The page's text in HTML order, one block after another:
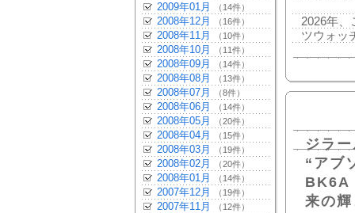
2026年、
ツウォッ
ジラ
“アブ
BK6A
来の
2009年01月 （14件）
2008年12月 （16件）
2008年11月 （10件）
2008年10月 （11件）
2008年09月 （14件）
2008年08月 （13件）
2008年07月 （8件）
2008年06月 （14件）
2008年05月 （20件）
2008年04月 （15件）
2008年03月 （19件）
2008年02月 （20件）
2008年01月 （14件）
2007年12月 （19件）
2007年11月 （12件）